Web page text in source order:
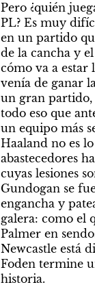
Pero ¿quién
PL? Es muy
en un partido
de la cancha y
cómo va a estar
venía de ganar
un gran partido,
todo eso que
un equipo más
Haaland no es
abastecedores
cuyas lesiones
Gundogan se
engancha y
galera: como el
Palmer en
Newcastle está
Foden termine
historia.